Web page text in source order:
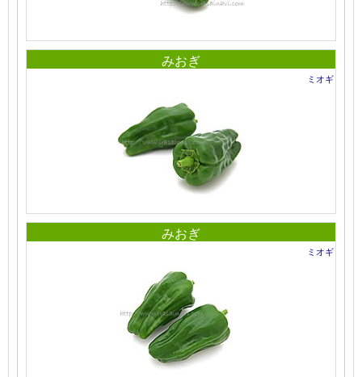
みおぎ
ミオギ
みおぎ
ミオギ